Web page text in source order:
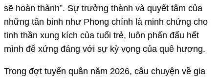
sẽ hoàn thành”. Sự trưởng thành và quyết tâm của
những tân binh như Phong chính là minh chứng cho
tinh thần xung kích của tuổi trẻ, luôn phấn đấu hết
mình để xứng đáng với sự kỳ vọng của quê hương.
Trong đợt tuyển quân năm 2026, câu chuyện về gia